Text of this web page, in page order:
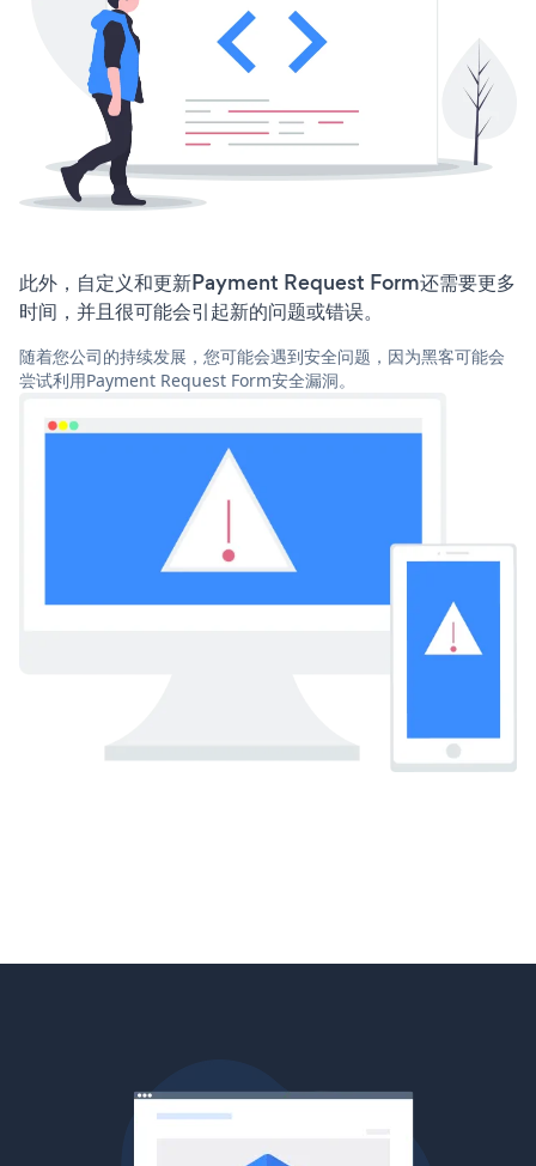
此外，自定义和更新Payment Request Form还需要更多
时间，并且很可能会引起新的问题或错误。
随着您公司的持续发展，您可能会遇到安全问题，因为黑客可能会
尝试利用Payment Request Form安全漏洞。